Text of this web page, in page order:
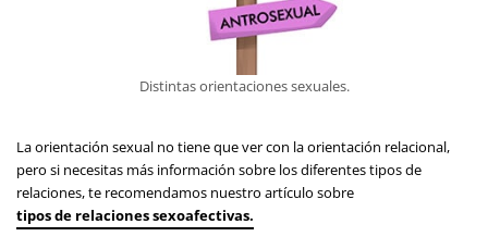
Distintas orientaciones sexuales.
La orientación sexual no tiene que ver con la orientación relacional,
pero si necesitas más información sobre los diferentes tipos de
relaciones, te recomendamos nuestro artículo sobre
tipos de relaciones sexoafectivas.